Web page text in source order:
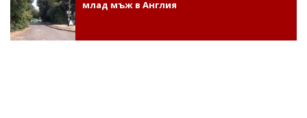
млад мъж в Англия